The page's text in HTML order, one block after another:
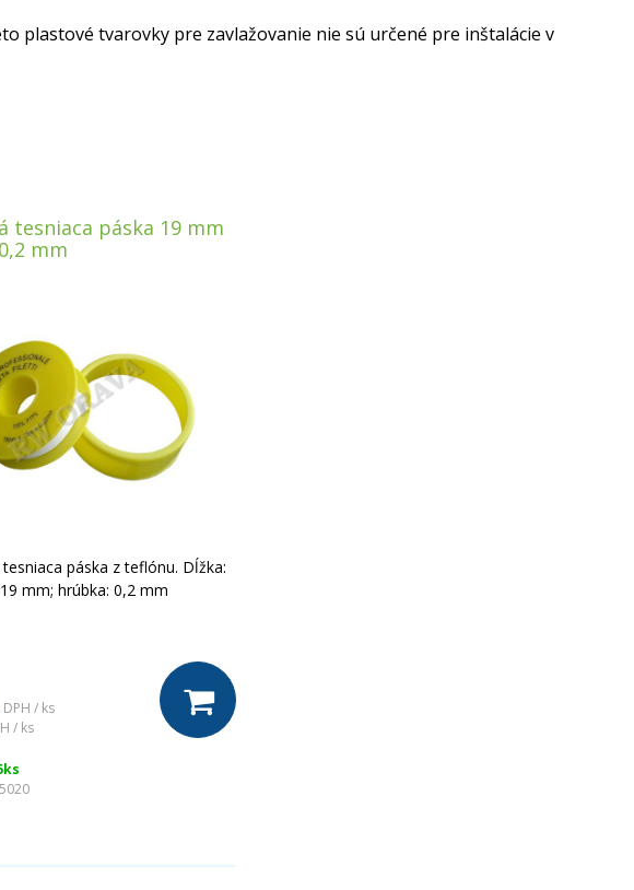
plastové tvarovky pre zavlažovanie nie sú určené pre inštalácie v
tesniaca páska 19 mm
mm
páska z teflónu. Dĺžka:
mm; hrúbka: 0,2 mm
DPH / ks
/ ks